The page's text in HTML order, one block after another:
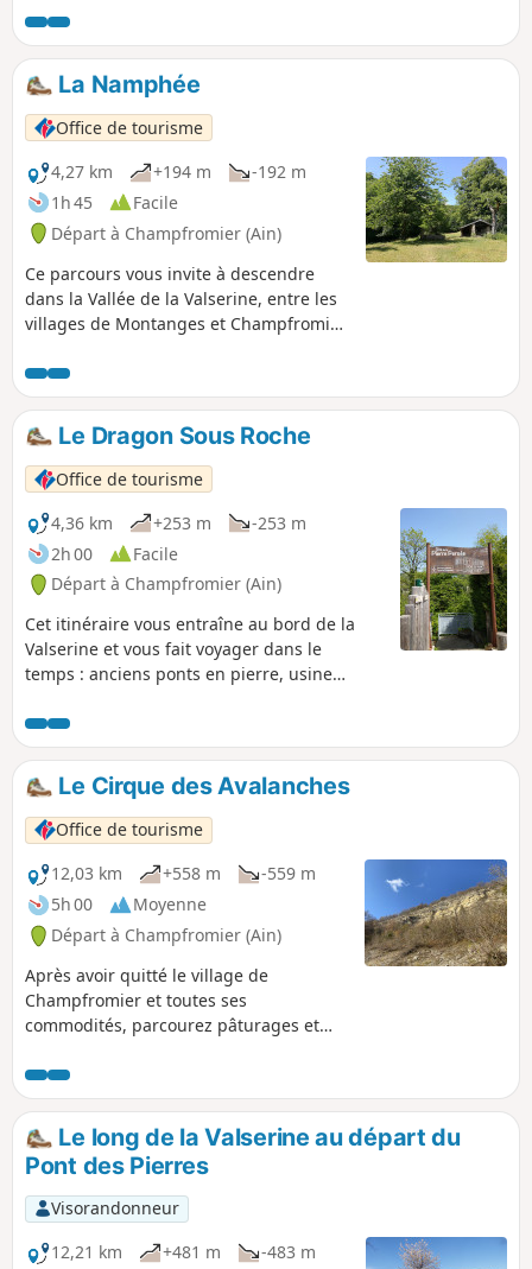
de Vanssay, héros de la Résistance.
La Namphée
Office de tourisme
4,27 km
+194 m
-192 m
1h 45
Facile
Départ à Champfromier (Ain)
Ce parcours vous invite à descendre
dans la Vallée de la Valserine, entre les
villages de Montanges et Champfromier.
Le Dragon Sous Roche
Office de tourisme
4,36 km
+253 m
-253 m
2h 00
Facile
Départ à Champfromier (Ain)
Cet itinéraire vous entraîne au bord de la
Valserine et vous fait voyager dans le
temps : anciens ponts en pierre, usine
douanier. Un sentier aux airs mystérieux et
bucolique.
Le Cirque des Avalanches
Office de tourisme
12,03 km
+558 m
-559 m
5h 00
Moyenne
Départ à Champfromier (Ain)
Après avoir quitté le village de
Champfromier et toutes ses
commodités, parcourez pâturages et
boucle : le magnifique panorama depuis
les Avalanches sur les montagnes du
Jura.Le long de la Valserine au départ du
Pont des Pierres
Visorandonneur
12,21 km
+481 m
-483 m